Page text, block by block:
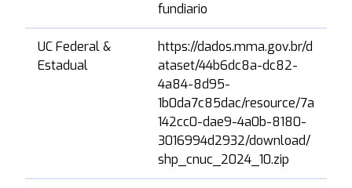
fundiario
UC Federal &
Estadual
https://dados.mma.gov.br/d
ataset/44b6dc8a-dc82-
4a84-8d95-
1b0da7c85dac/resource/7a
142cc0-dae9-4a0b-8180-
3016994d2932/download/
shp_cnuc_2024_10.zip